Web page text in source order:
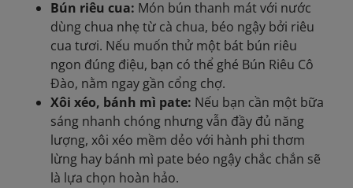
Bún riêu cua: Món bún thanh mát với nước
dùng chua nhẹ từ cà chua, béo ngậy bởi riêu
cua tươi. Nếu muốn thử một bát bún riêu
ngon đúng điệu, bạn có thể ghé Bún Riêu Cô
Đào, nằm ngay gần cổng chợ.
Xôi xéo, bánh mì pate: Nếu bạn cần một bữa
sáng nhanh chóng nhưng vẫn đầy đủ năng
lượng, xôi xéo mềm dẻo với hành phi thơm
lừng hay bánh mì pate béo ngậy chắc chắn sẽ
là lựa chọn hoàn hảo.